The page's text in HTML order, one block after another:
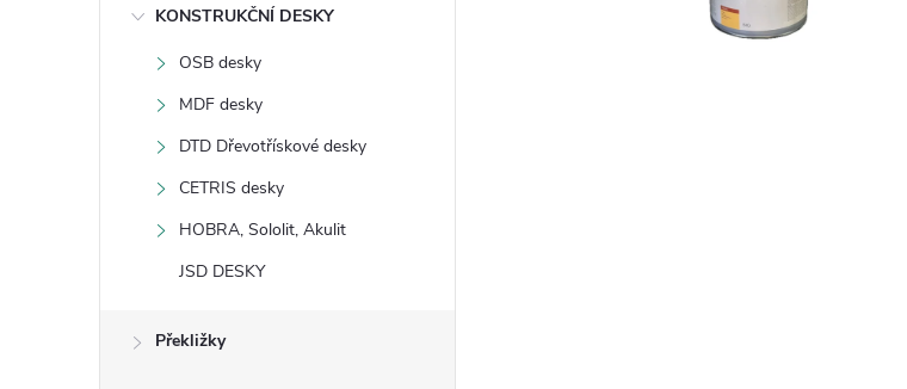
KONSTRUKČNÍ DESKY
OSB desky
MDF desky
DTD Dřevotřískové desky
CETRIS desky
HOBRA, Sololit, Akulit
JSD DESKY
Překližky